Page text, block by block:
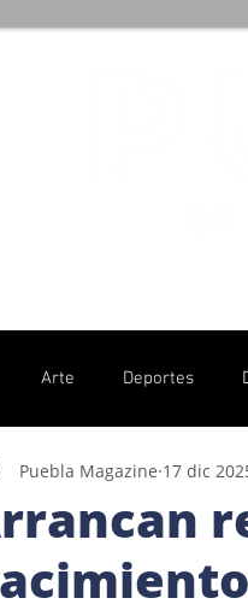
Arte Deportes
Pulso Político
Puebla Magazine 17 dic